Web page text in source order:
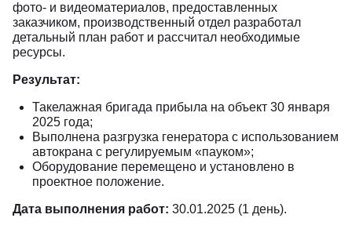
фото- и видеоматериалов, предоставленных
заказчиком, производственный отдел разработал
детальный план работ и рассчитал необходимые
ресурсы.
Результат:
Такелажная бригада прибыла на объект 30 января
2025 года;
Выполнена разгрузка генератора с использованием
автокрана с регулируемым «пауком»;
Оборудование перемещено и установлено в
проектное положение.
Дата выполнения работ: 30.01.2025 (1 день).